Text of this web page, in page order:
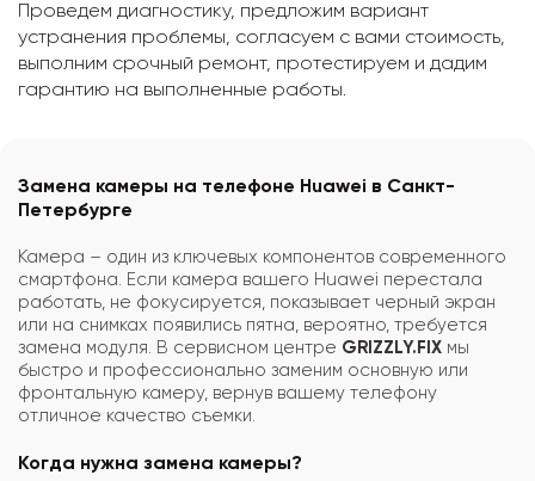
Проведем диагностику, предложим вариант
устранения проблемы, согласуем с вами стоимость,
выполним срочный ремонт, протестируем и дадим
гарантию на выполненные работы.
Замена камеры на телефоне Huawei в Санкт-
Петербурге
Камера – один из ключевых компонентов современного
смартфона. Если камера вашего Huawei перестала
работать, не фокусируется, показывает черный экран
или на снимках появились пятна, вероятно, требуется
замена модуля. В сервисном центре GRIZZLY.FIX мы
быстро и профессионально заменим основную или
фронтальную камеру, вернув вашему телефону
отличное качество съемки.
Когда нужна замена камеры?